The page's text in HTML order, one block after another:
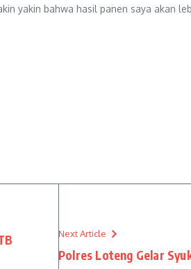
yakin bahwa hasil panen saya akan
Next Article
Polres Loteng Gelar